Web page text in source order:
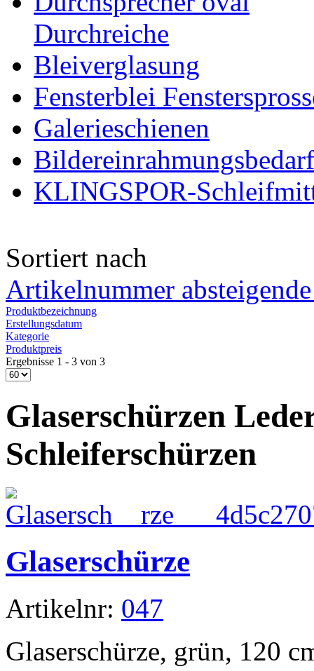
Durchreiche
Bleiverglasung
Fensterblei
Galerieschienen
Bildereinrahmungsbedarf
KLINGSPOR-
Sortiert nach
Artikelnummer
Produktbezeichnung
Erstellungsdatum
Kategorie
Produktpreis
Ergebnisse 1 - 3 von 3
Glaserschürzen
Schleiferschürzen
Glaserschürze
Artikelnr: 047
Glaserschürze, grün, 120